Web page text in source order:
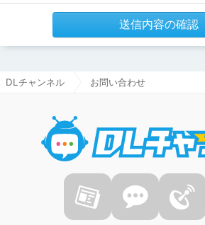
送信内容の確認
DLチャンネル お問い合わせ